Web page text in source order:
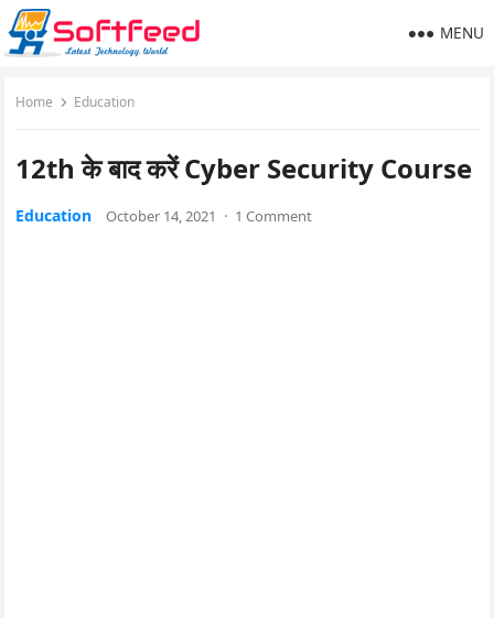
MENU
Home Education
12th के बाद करें Cyber Security Course
Education October 14, 2021 · 1 Comment